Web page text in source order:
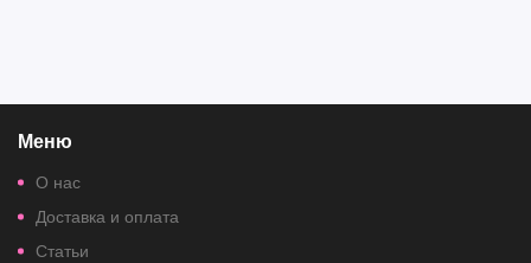
Меню
О нас
Доставка и оплата
Статьи